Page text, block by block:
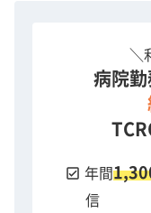
＼
病院
check_box 年間
信